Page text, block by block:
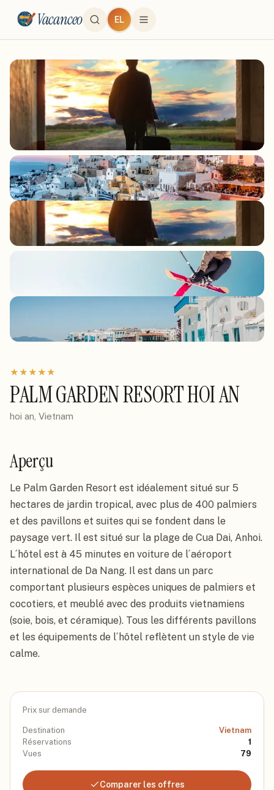
Vacanceo EL
★★★★★
PALM GARDEN RESORT HOI AN
hoi an, Vietnam
Aperçu
Le Palm Garden Resort est idéalement situé sur 5
hectares de jardin tropical, avec plus de 400 palmiers
et des pavillons et suites qui se fondent dans le
paysage vert. Il est situé sur la plage de Cua Dai, Anhoi.
L´hôtel est à 45 minutes en voiture de l´aéroport
international de Da Nang. Il est dans un parc
comportant plusieurs espèces uniques de palmiers et
cocotiers, et meublé avec des produits vietnamiens
(soie, bois, et céramique). Tous les différents pavillons
et les équipements de l´hôtel reflètent un style de vie
calme.
Prix sur demande
Destination
Vietnam
Réservations
1
Vues
79
Comparer les offres